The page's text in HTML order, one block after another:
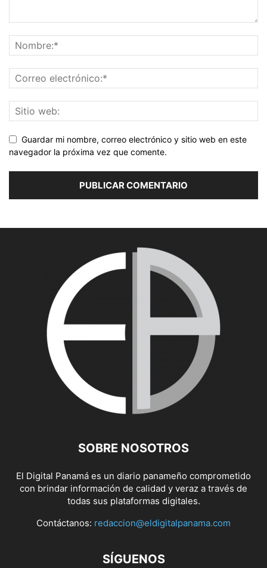
Guardar mi nombre, correo electrónico y sitio web en este
navegador la próxima vez que comente.
SOBRE NOSOTROS
El Digital Panamá es un diario panameño comprometido
con brindar información de calidad y veraz a través de
todas sus plataformas digitales.
Contáctanos: redaccion@eldigitalpanama.com
SÍGUENOS